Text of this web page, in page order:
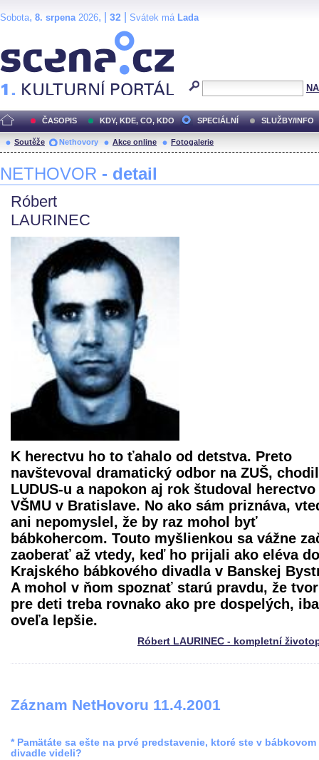
Sobota, 8. srpena2026, | 32 Svátek má Lada
ČASOPIS KDY, KDE, CO, KDO SPECIÁLNÍ SLUŽBY/INFO
Soutěže Nethovory Akce online Fotogalerie
NETHOVOR - detail
Róbert
LAURINEC
K herectvu ho to ťahalo od detstva. Preto
navštevoval dramatický odbor na ZUŠ,
LUDUS-u a napokon aj rok študoval herectvo
VŠMU v Bratislave. No ako sám priznáva,
ani nepomyslel, že by raz mohol byť
bábkohercom. Touto myšlienkou sa vážne
zaoberať až vtedy, keď ho prijali ako eléva do
Krajského bábkového divadlav Banskej
A mohol v ňom spoznať starú pravdu, že
pre deti treba rovnako ako pre dospelých,
oveľa lepšie.
Róbert LAURINEC - kompletní
Záznam NetHovoru 11.4.2001
* Pamätáte sa ešte na prvé predstavenie, ktoré ste v bábkovom
divadle videli?